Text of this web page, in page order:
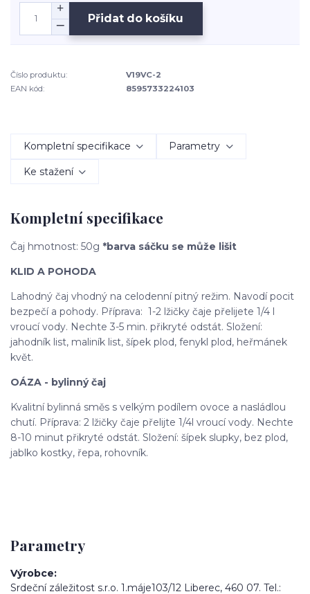
Přidat do košíku
Číslo produktu:
V19VC-2
EAN kód:
8595733224103
Kompletní specifikace Parametry
Ke stažení
Kompletní specifikace
Čaj hmotnost: 50g *barva sáčku se může lišit
KLID A POHODA
Lahodný čaj vhodný na celodenní pitný režim. Navodí pocit
bezpečí a pohody. Příprava: 1-2 lžičky čaje přelijete 1/4 l
vroucí vody. Nechte 3-5 min. přikryté odstát. Složení:
jahodník list, maliník list, šípek plod, fenykl plod, heřmánek
květ.
OÁZA - bylinný čaj
Kvalitní bylinná směs s velkým podílem ovoce a nasládlou
chutí. Příprava: 2 lžičky čaje přelijte 1/4l vroucí vody. Nechte
8-10 minut přikryté odstát. Složení: šípek slupky, bez plod,
jablko kostky, řepa, rohovník.
Parametry
Výrobce
Srdeční záležitost s.r.o. 1.máje103/12 Liberec, 460 07. Tel.: